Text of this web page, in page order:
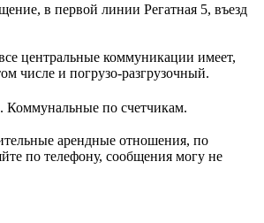
в первой линии Регатная 5, въезд
центральные коммуникации имеет,
числе и погрузо-разгрузочный.
Коммунальные по счетчикам.
арендные отношения, по
по телефону, сообщения могу не